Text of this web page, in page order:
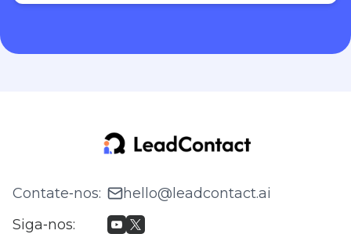
Contate‑nos:
hello@leadcontact.ai
Siga‑nos: